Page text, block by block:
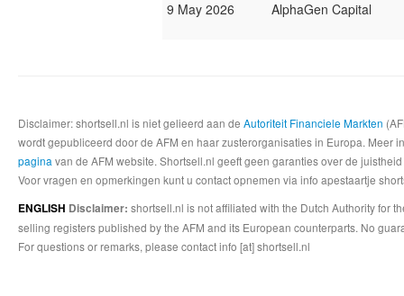
9 May 2026 AlphaGen Capital
Disclaimer: shortsell.nl is niet gelieerd aan de Autoriteit Financiele Markten
wordt gepubliceerd door de AFM en haar zusterorganisaties in Europa.
pagina van de AFM website. Shortsell.nl geeft geen garanties over de
Voor vragen en opmerkingen kunt u contact opnemen via info apestaartje
ENGLISH Disclaimer: shortsell.nl is not affiliated with the Dutch Authority for
selling registers published by the AFM and its European counterparts. No
For questions or remarks, please contact info [at] shortsell.nl